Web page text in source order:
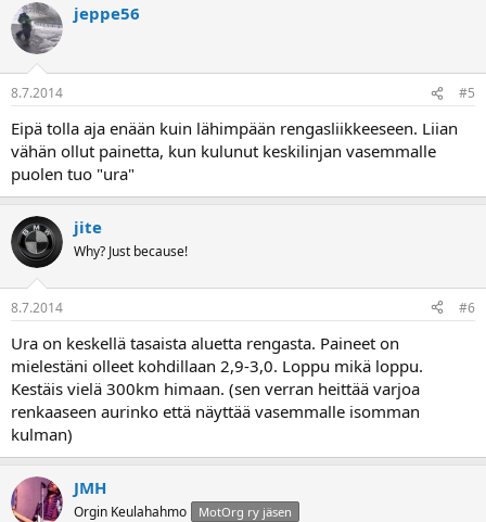
jeppe56
8.7.2014 #5
Eipä tolla aja enään kuin lähimpään rengasliikkeeseen. Liian
vähän ollut painetta, kun kulunut keskilinjan vasemmalle
puolen tuo "ura"
jite
Why? Just because!
8.7.2014 #6
Ura on keskellä tasaista aluetta rengasta. Paineet on
mielestäni olleet kohdillaan 2,9-3,0. Loppu mikä loppu.
Kestäis vielä 300km himaan. (sen verran heittää varjoa
renkaaseen aurinko että näyttää vasemmalle isomman
kulman)
JMH
Orgin Keulahahmo MotOrg ry jäsen